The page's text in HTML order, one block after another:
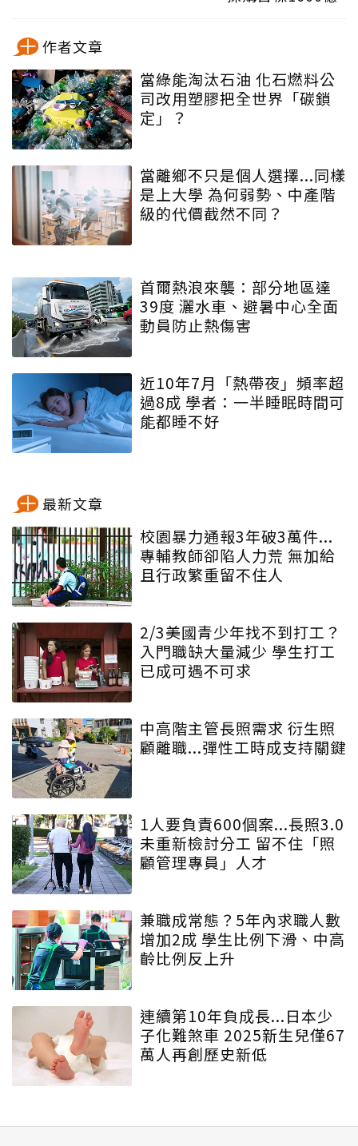
作者文章
當綠能淘汰石油 化石燃料公
司改用塑膠把全世界「碳鎖
定」？
當離鄉不只是個人選擇...同樣
是上大學 為何弱勢、中產階
級的代價截然不同？
首爾熱浪來襲：部分地區達
39度 灑水車、避暑中心全面
動員防止熱傷害
近10年7月「熱帶夜」頻率超
過8成 學者：一半睡眠時間可
能都睡不好
最新文章
校園暴力通報3年破3萬件...
專輔教師卻陷人力荒 無加給
且行政繁重留不住人
2/3美國青少年找不到打工？
入門職缺大量減少 學生打工
已成可遇不可求
中高階主管長照需求 衍生照
顧離職...彈性工時成支持關鍵
1人要負責600個案...長照3.0
未重新檢討分工 留不住「照
顧管理專員」人才
兼職成常態？5年內求職人數
增加2成 學生比例下滑、中高
齡比例反上升
連續第10年負成長...日本少
子化難煞車 2025新生兒僅67
萬人再創歷史新低